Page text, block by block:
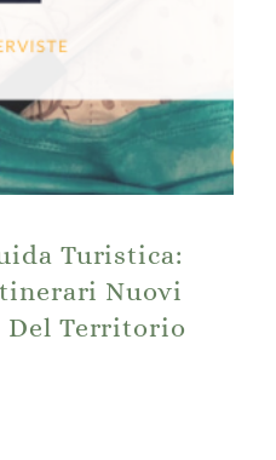
Turistica:
Nuovi
Del Territorio